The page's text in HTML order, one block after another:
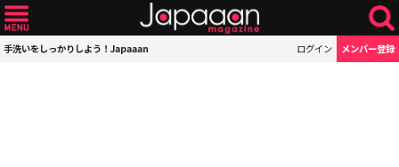
手洗いをしっかりしよう！Japaaan ログイン メンバー登録